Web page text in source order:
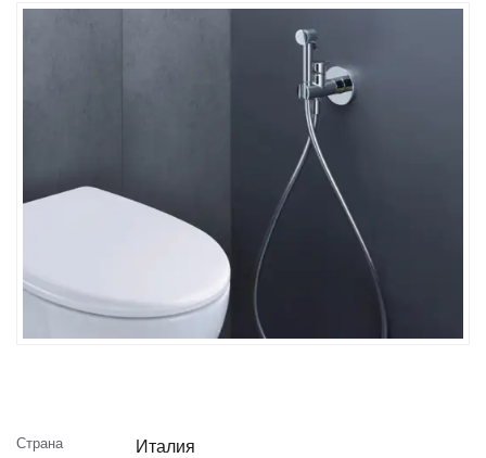
Страна Италия